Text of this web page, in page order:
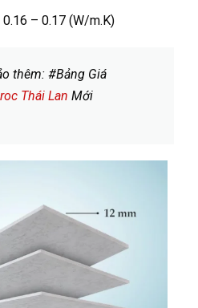
0.16 – 0.17 (W/m.K)
thêm: #Bảng Giá
Thái Lan Mới